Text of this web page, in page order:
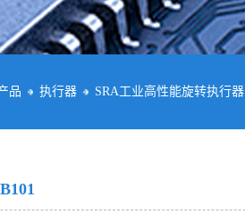
品 执行器 SRA工业高性能旋转执行器